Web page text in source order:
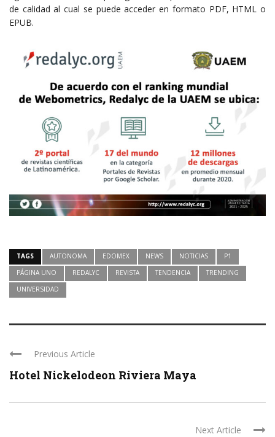
de calidad al cual se puede acceder en formato PDF, HTML o
EPUB.
TAGS AUTONOMA EDOMEX NEWS NOTICIAS
P1
PÁGINA UNO
REDALYC REVISTA TENDENCIA
TRENDING
UNIVERSIDAD
Previous Article
Hotel Nickelodeon Riviera Maya
Next Article